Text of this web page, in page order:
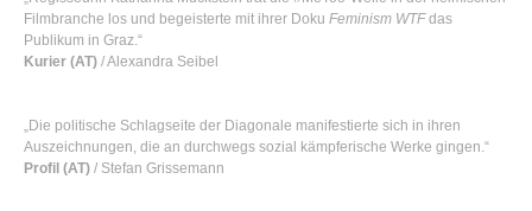
Filmbranche los und begeisterte mit ihrer Doku Feminism WTFdas
Publikum in Graz.“
Kurier (AT) / Alexandra Seibel
„Die politische Schlagseite der Diagonale manifestierte sich in ihren
Auszeichnungen, die an durchwegs sozial kämpferische Werke gingen.“
Profil (AT) / Stefan Grissemann